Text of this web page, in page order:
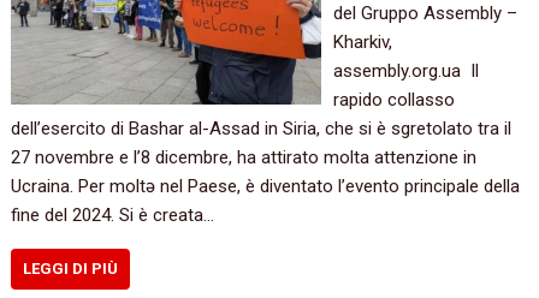
del Gruppo Assembly –
Kharkiv,
assembly.org.ua Il
rapido collasso
dell’esercito di Bashar al-Assad in Siria, che si è sgretolato tra il
27 novembre e l’8 dicembre, ha attirato molta attenzione in
Ucraina. Per moltə nel Paese, è diventato l’evento principale della
fine del 2024. Si è creata…
LEGGI DI PIÙ